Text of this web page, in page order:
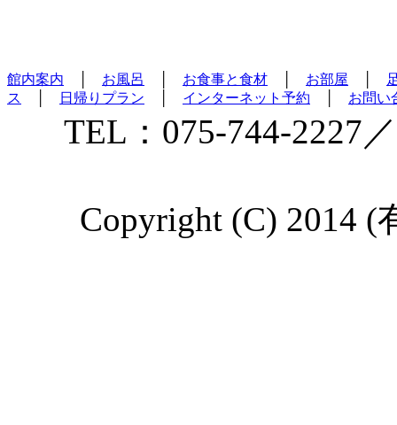
館内案内 お風呂 お食事と食材 お部屋
ス
日帰りプラン インターネット予約 お問い
TEL：075-744-2227
Copyright (C) 2014 (